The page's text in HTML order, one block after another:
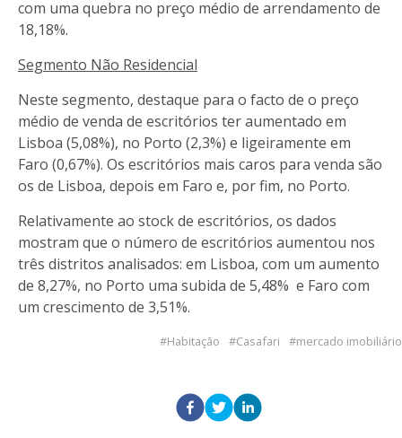
com uma quebra no preço médio de arrendamento de
18,18%.
Segmento Não Residencial
Neste segmento, destaque para o facto de o preço
médio de venda de escritórios ter aumentado em
Lisboa (5,08%), no Porto (2,3%) e ligeiramente em
Faro (0,67%). Os escritórios mais caros para venda são
os de Lisboa, depois em Faro e, por fim, no Porto.
Relativamente ao stock de escritórios, os dados
mostram que o número de escritórios aumentou nos
três distritos analisados: em Lisboa, com um aumento
de 8,27%, no Porto uma subida de 5,48% e Faro com
um crescimento de 3,51%.
Habitação Casafari mercado imobiliário